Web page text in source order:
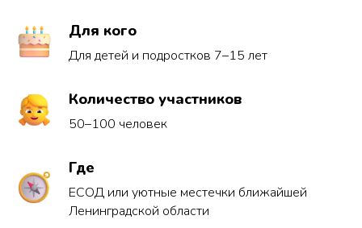
Для кого
Для детей и подростков 7–15 лет
Количество участников
50–100 человек
Где
ЕСОД или уютные местечки ближайшей
Ленинградской области